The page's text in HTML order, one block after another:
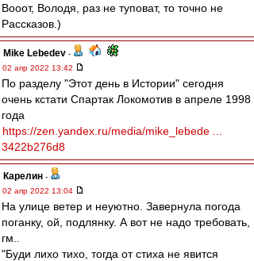
Вооот, Володя, раз не туповат, то точно не
Рассказов.)
Mike Lebedev -
02 апр 2022 13:42
По разделу "Этот день в Истории" сегодня
очень кстати Спартак Локомотив в апреле 1998
года
https://zen.yandex.ru/media/mike_lebede ...
3422b276d8
Карелин -
02 апр 2022 13:04
На улице ветер и неуютно. Завернула погода
поганку, ой, подлянку. А вот не надо требовать,
гм..
"Буди лихо тихо, тогда от стиха не явится